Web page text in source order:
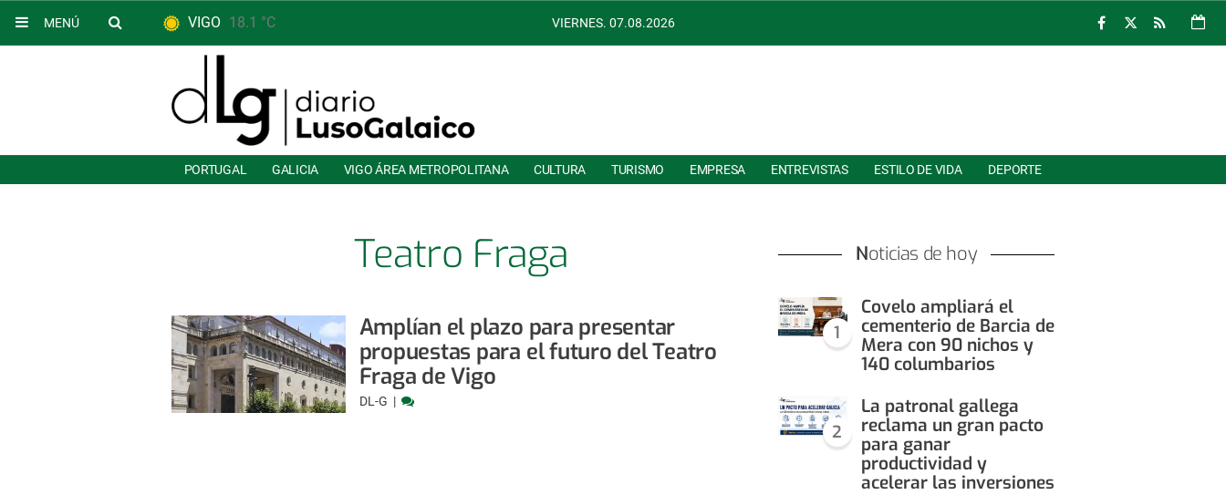
MENÚ VIGO 18.1 °C VIERNES. 07.08.2026
PORTUGAL GALICIA VIGO ÁREA METROPOLITANA CULTURA TURISMO EMPRESA ENTREVISTAS ESTILO DE VIDA DEPORTE
Teatro Fraga
Amplían el plazo para presentar
propuestas para el futuro del Teatro
Fraga de Vigo
DL-G
Noticias de hoy
1
Covelo ampliará el
cementerio de Barcia de
Mera con 90 nichos y
140 columbarios
2
La patronal gallega
reclama un gran pacto
para ganar
productividad y
acelerar las inversiones